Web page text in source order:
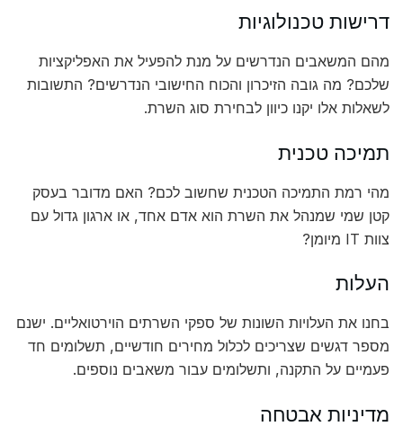
דרישות טכנולוגיות
מהם המשאבים הנדרשים על מנת להפעיל את האפליקציות
שלכם? מה גובה הזיכרון והכוח החישובי הנדרשים? התשובות
לשאלות אלו יקנו כיוון לבחירת סוג השרת.
תמיכה טכנית
מהי רמת התמיכה הטכנית שחשוב לכם? האם מדובר בעסק
קטן שמי שמנהל את השרת הוא אדם אחד, או ארגון גדול עם
צוות IT מיומן?
העלות
בחנו את העלויות השונות של ספקי השרתים הוירטואליים. ישנם
מספר דגשים שצריכים לכלול מחירים חודשיים, תשלומים חד
פעמיים על התקנה, ותשלומים עבור משאבים נוספים.
מדיניות אבטחה